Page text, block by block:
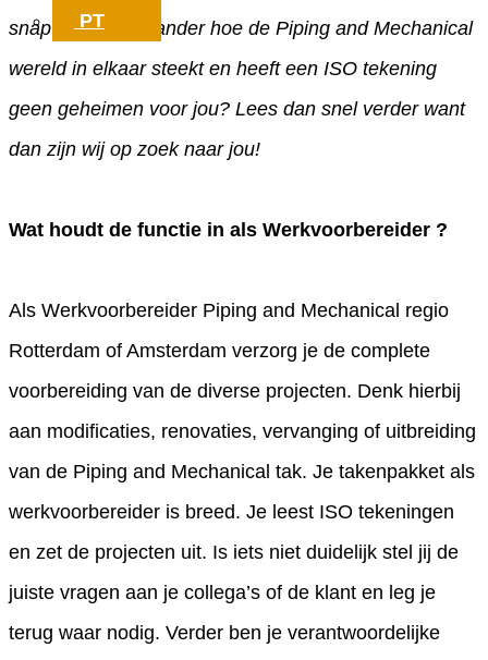
PT
snap jij als geen ander hoe de Piping and Mechanical
wereld in elkaar steekt en heeft een ISO tekening
geen geheimen voor jou? Lees dan snel verder want
dan zijn wij op zoek naar jou!
Wat houdt de functie in als Werkvoorbereider ?
Als Werkvoorbereider Piping and Mechanical regio
Rotterdam of Amsterdam verzorg je de complete
voorbereiding van de diverse projecten. Denk hierbij
aan modificaties, renovaties, vervanging of uitbreiding
van de Piping and Mechanical tak. Je takenpakket als
werkvoorbereider is breed. Je leest ISO tekeningen
en zet de projecten uit. Is iets niet duidelijk stel jij de
juiste vragen aan je collega’s of de klant en leg je
terug waar nodig. Verder ben je verantwoordelijke